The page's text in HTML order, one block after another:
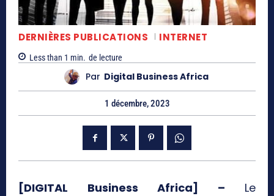
DERNIÈRES PUBLICATIONS INTERNET
Less than 1 min. de lecture
Par Digital Business Africa
1 décembre, 2023
[DIGITAL Business Africa] – Le